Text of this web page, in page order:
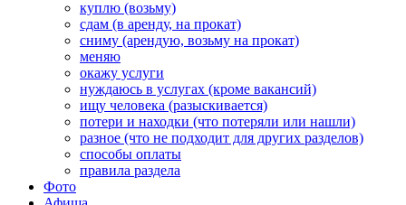
куплю (возьму)
сдам (в аренду, на прокат)
сниму (арендую, возьму на прокат)
меняю
окажу услуги
нуждаюсь в услугах (кроме вакансий)
ищу человека (разыскивается)
потери и находки (что потеряли или нашли)
разное (что не подходит для других разделов)
способы оплаты
правила раздела
Фото